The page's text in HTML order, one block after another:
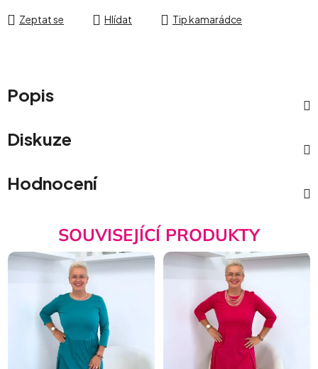
Zeptat se Hlídat Tip kamarádce
Popis
Diskuze
Hodnocení
SOUVISEJÍCÍ PRODUKTY